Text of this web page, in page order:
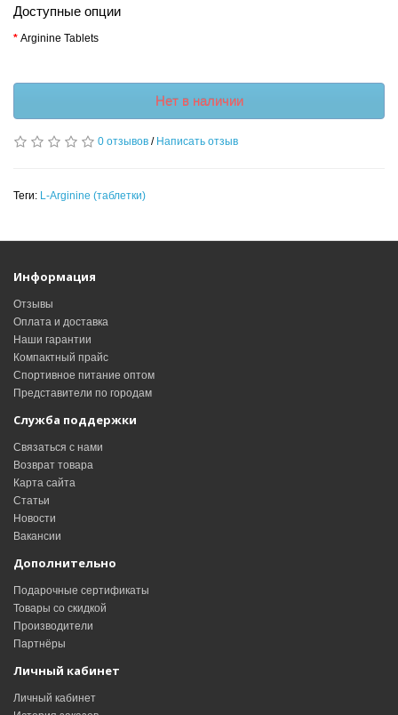
Доступные опции
Arginine Tablets
Нет в наличии
0 отзывов / Написать отзыв
Теги: L-Arginine (таблетки)
Информация
Отзывы
Оплата и доставка
Наши гарантии
Компактный прайс
Спортивное питание оптом
Представители по городам
Служба поддержки
Связаться с нами
Возврат товара
Карта сайта
Статьи
Новости
Вакансии
Дополнительно
Подарочные сертификаты
Товары со скидкой
Производители
Партнёры
Личный кабинет
Личный кабинет